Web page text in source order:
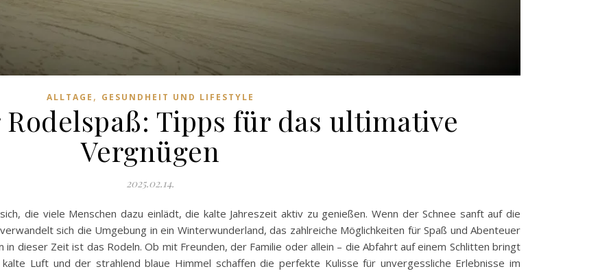
ALLTAGE , GESUNDHEIT UND LIFESTYLE
Tipps für das ultimative
Vergnügen
2025.02.14.
die viele Menschen dazu einlädt, die kalte Jahreszeit aktiv zu genießen. Wenn der Schnee sanft auf die
sich die Umgebung in ein Winterwunderland, das zahlreiche Möglichkeiten für Spaß und Abenteuer
dieser Zeit ist das Rodeln. Ob mit Freunden, der Familie oder allein – die Abfahrt auf einem Schlitten bringt
Luft und der strahlend blaue Himmel schaffen die perfekte Kulisse für unvergessliche Erlebnisse im